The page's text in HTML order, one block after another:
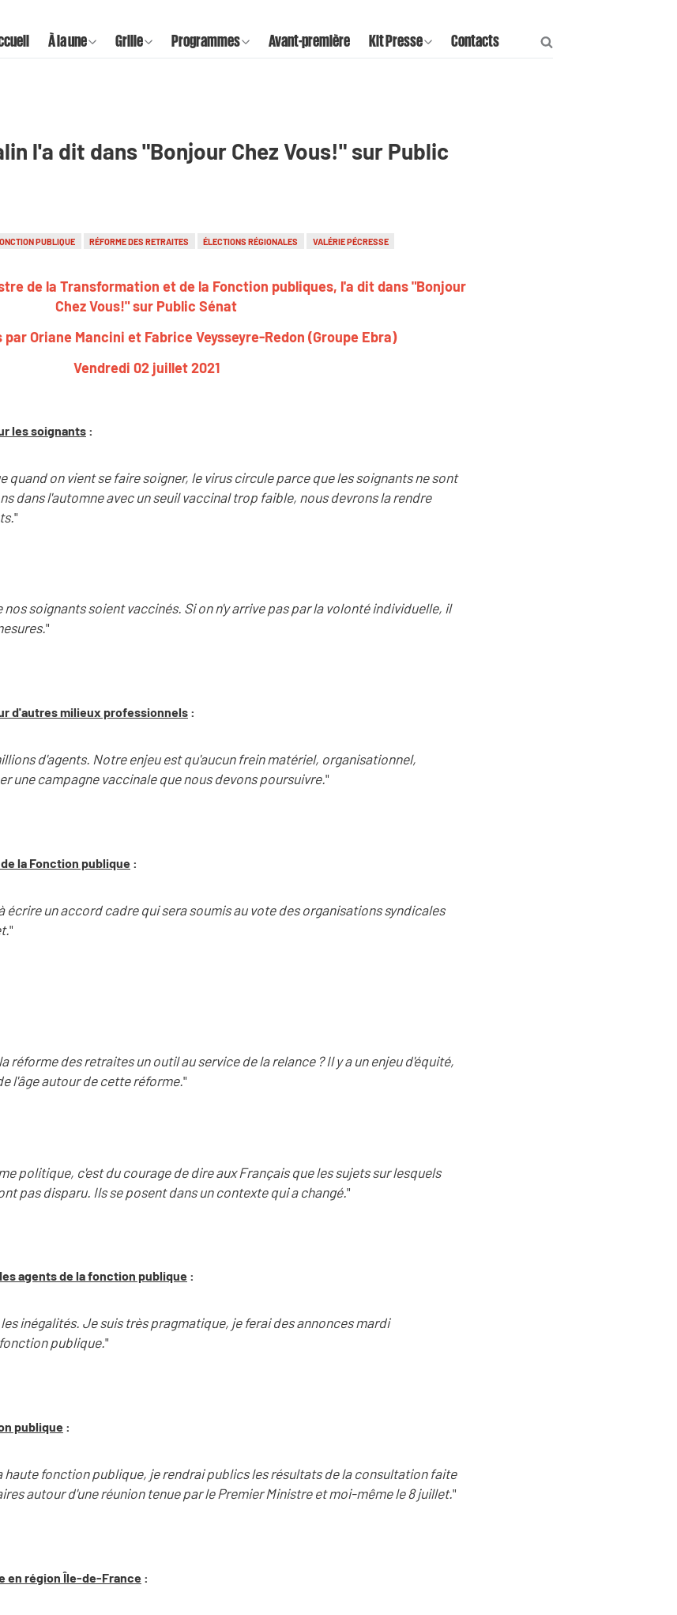
À la une Grille Programmes Avant-première Kit Presse Contacts
l'a dit dans "Bonjour Chez Vous!" sur Public
PUBLIQUE RÉFORME DES RETRAITES ÉLECTIONS RÉGIONALES VALÉRIE PÉCRESSE
de la Transformation et de la Fonction publiques, l'a dit dans "Bonjour
Chez Vous!" sur Public Sénat
Oriane Mancini et Fabrice Veysseyre-Redon (Groupe Ebra)
Vendredi 02 juillet 2021
les soignants :
quand on vient se faire soigner, le virus circule parce que les soignants ne sont
dans l'automne avec un seuil vaccinal trop faible, nous devrons la rendre
"
soignants soient vaccinés. Si on n'y arrive pas par la volonté individuelle, il
"
d'autres milieux professionnels :
d'agents. Notre enjeu est qu'aucun frein matériel, organisationnel,
une campagne vaccinale que nous devons poursuivre."
la Fonction publique :
écrire un accord cadre qui sera soumis au vote des organisations syndicales
"
réforme des retraites un outil au service de la relance ? Il y a un enjeu d'équité,
l'âge autour de cette réforme."
politique, c'est du courage de dire aux Français que les sujets sur lesquels
pas disparu. Ils se posent dans un contexte qui a changé."
agents de la fonction publique :
inégalités. Je suis très pragmatique, je ferai des annonces mardi
publique."
publique :
haute fonction publique, je rendrai publics les résultats de la consultation faite
autour d'une réunion tenue par le Premier Ministre et moi-même le 8 juillet."
en région Île-de-France :